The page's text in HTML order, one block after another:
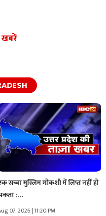
खबरें
सच्चा मुस्लिम गोकशी में लिप्त नहीं हो
:…
07, 2026 | 11:20 PM